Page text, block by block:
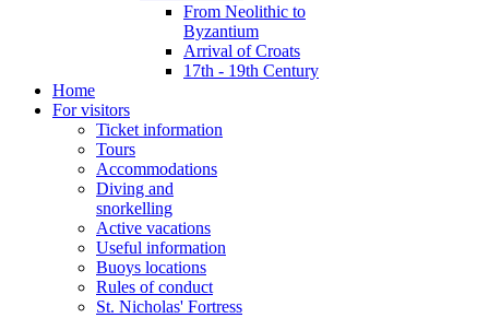
From Neolithic to
Byzantium
Arrival of Croats
17th - 19th Century
Home
For visitors
Ticket information
Tours
Accommodations
Diving and
snorkelling
Active vacations
Useful information
Buoys locations
Rules of conduct
St. Nicholas' Fortress